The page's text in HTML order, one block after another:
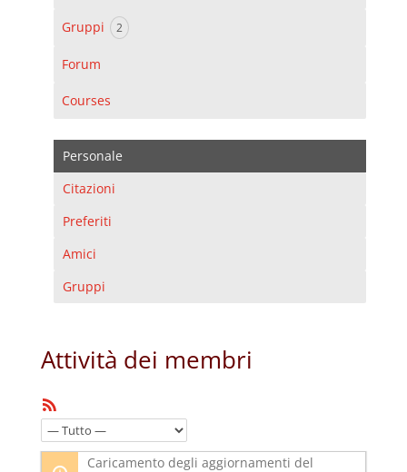
Gruppi 2
Forum
Courses
Personale
Citazioni
Preferiti
Amici
Gruppi
Attività dei membri
Feed
RSS
Mostra:
Caricamento degli aggiornamenti del